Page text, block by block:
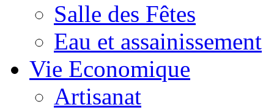
Salle des Fêtes
Eau et assainissement
Vie Economique
Artisanat